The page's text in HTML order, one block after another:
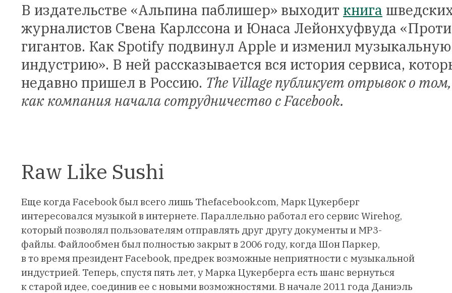
В издательстве «Альпина паблишер» выходит книга
журналистов Свена Карлссона и Юнаса Лейонхуфвуда
гигантов. Как Spotify подвинул Apple и изменил музыкальную
индустрию». В ней рассказывается вся история сервиса,
недавно пришел в Россию. The Village публикует отрывок о том,
как компания начала сотрудничество с Facebook.
Raw Like Sushi
Еще когда Facebook был всего лишь Thefacebook.com, Марк Цукерберг
интересовался музыкой в интернете. Параллельно работал его сервис Wirehog,
который позволял пользователям отправлять друг другу документы и MP3-
файлы. Файлообмен был полностью закрыт в 2006 году, когда Шон Паркер,
в то время президент Facebook, предрек возможные неприятности с музыкальной
индустрией. Теперь, спустя пять лет, у Марка Цукерберга есть шанс вернуться
к старой идее, соединив ее с новыми возможностями. В начале 2011 года Даниэль